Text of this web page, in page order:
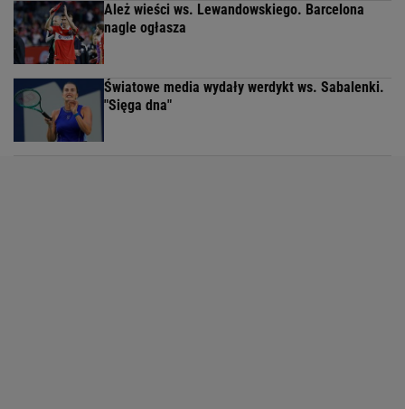
Ależ wieści ws. Lewandowskiego. Barcelona
nagle ogłasza
Światowe media wydały werdykt ws. Sabalenki.
"Sięga dna"